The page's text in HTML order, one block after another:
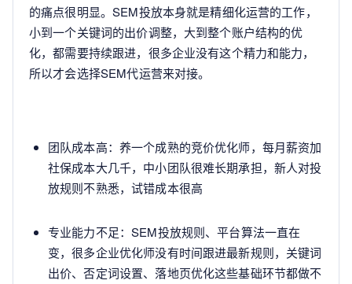
的痛点很明显。SEM投放本身就是精细化运营的工作，
小到一个关键词的出价调整，大到整个账户结构的优
化，都需要持续跟进，很多企业没有这个精力和能力，
所以才会选择SEM代运营来对接。
团队成本高：养一个成熟的竞价优化师，每月薪资加
社保成本大几千，中小团队很难长期承担，新人对投
放规则不熟悉，试错成本很高
专业能力不足：SEM投放规则、平台算法一直在
变，很多企业优化师没有时间跟进最新规则，关键词
出价、否定词设置、落地页优化这些基础环节都做不